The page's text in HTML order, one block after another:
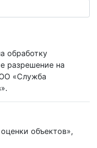
обработку
разрешение на
«Служба
объектов»,